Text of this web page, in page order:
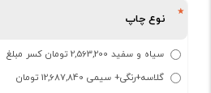
نوع چاپ
سیاه و سفید 2,563,200 تومان کسر مبلغ
گلاسه+رنگی+ سیمی 12,687,840 تومان